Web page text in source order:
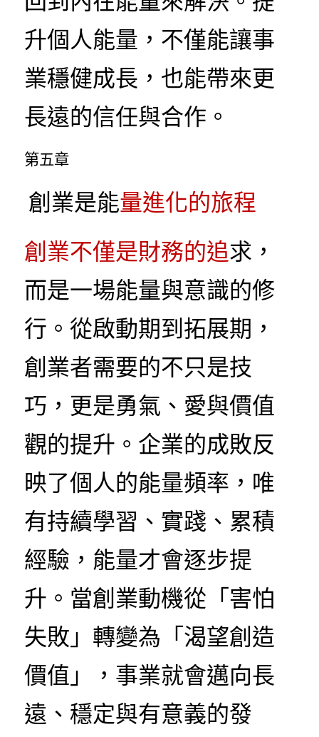
升個人能量，不僅能讓事
業穩健成長，也能帶來更
長遠的信任與合作。
第五章
創業是能量進化的旅程
創業不僅是財務的追求，
而是一場能量與意識的修
行。從啟動期到拓展期，
創業者需要的不只是技
巧，更是勇氣、愛與價值
觀的提升。企業的成敗反
映了個人的能量頻率，唯
有持續學習、實踐、累積
經驗，能量才會逐步提
升。當創業動機從「害怕
失敗」轉變為「渴望創造
價值」，事業就會邁向長
遠、穩定與有意義的發